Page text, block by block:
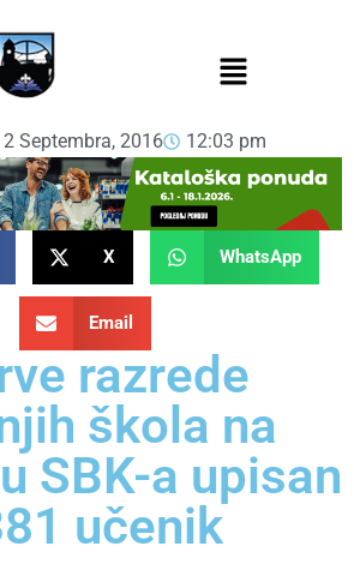
2 Septembra, 2016 12:03 pm
X WhatsApp
Email
razrede
škola na
SBK-a upisan
učenik